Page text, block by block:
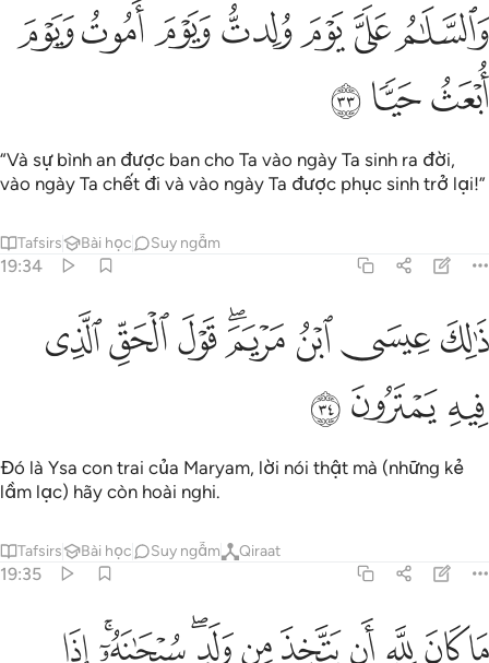
والسلام علي يوم ولدت ويوم اموت ويوم ابعث حيا ٣٣
وَٱلسَّلَـٰمُ عَلَىَّ يَوْمَ وُلِدتُّ وَيَوْمَ أَمُوتُ وَيَوْمَ أُبْعَثُ حَيًّۭا ٣٣
ﲕﲖﲗﲘﲙﲚﲛ
ﲜﲝﲞ
“Và sự bình an được ban cho Ta vào ngày Ta sinh ra đời,
vào ngày Ta chết đi và vào ngày Ta được phục sinh trở lại!”
Tafsirs Bài học Suy ngẫm
19:34
ذالك عيسى ابن مريم قول الحق الذي فيه يمترون ٣٤
ذَٰلِكَ عِيسَى ٱبْنُ مَرْيَمَ ۚ قَوْلَ ٱلْحَقِّ ٱلَّذِى فِيهِ يَمْتَرُونَ ٣٤
ﲟﲠﲡﲢﲣﲤﲥﲦ
ﲧﲨﲩ
Đó là Ysa con trai của Maryam, lời nói thật mà (những kẻ
lầm lạc) hãy còn hoài nghi.
Tafsirs Bài học Suy ngẫm Qiraat
19:35
ما كان لله ان يتخذ من ولد سبحانه اذا قضى امرا فانما يقول له كن
مَا كَانَ لِلَّهِ أَن يَتَّخِذَ مِن وَلَدٍۢ ۖ سُبْحَـٰنَهُۥٓ ۚ إِذَا قَضَىٰٓ أَمْرًۭا فَإِنَّمَا يَقُولُ لَهُۥ كُن
ﲪﲫﲬﲭﲮﲯﲰﲱﲲﲳﲴ